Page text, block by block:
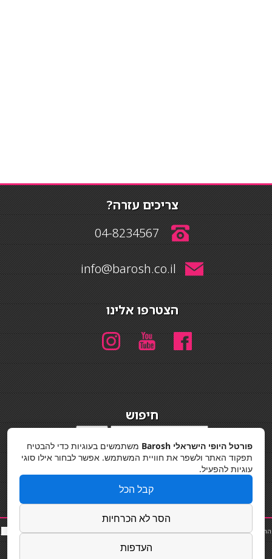
צריכים עזרה?
04-8234567
info@barosh.co.il
הצטרפו אלינו
חיפוש
מדיניות פרטיות
החלקות שיער|תאורה לבית|פאות ותוספות שיער|נייל סטודיו|תוספות שיער|שף פרטי|כ
סאות
פורטל היופי הישראלי Barosh
משתמשים בעוגיות כדי להבטיח
תפקוד האתר ולשפר את חוויית המשתמש. אפשר לבחור אילו סוגי
עוגיות להפעיל.
קבל הכל
הסר לא הכרחיות
העדפות